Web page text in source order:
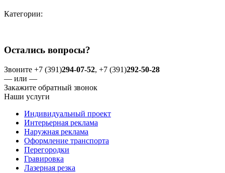
Категории:
Остались вопросы?
Звоните +7 (391)294-07-52, +7 (391)292-50-28
— или —
Закажите обратный звонок
Наши услуги
Индивидуальный проект
Интерьерная реклама
Наружная реклама
Оформление транспорта
Перегородки
Гравировка
Лазерная резка